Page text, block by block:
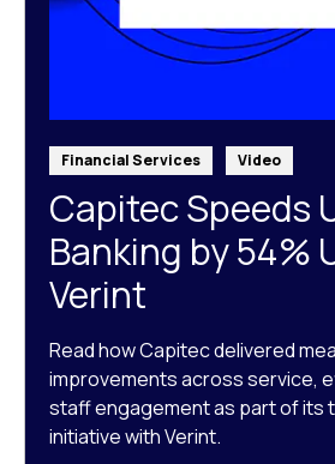
Financial Services Video
Capitec Speeds
Banking by 54%
Verint
Read how Capitec delivered
improvements across service,
staff engagement as part of its
initiative with Verint.